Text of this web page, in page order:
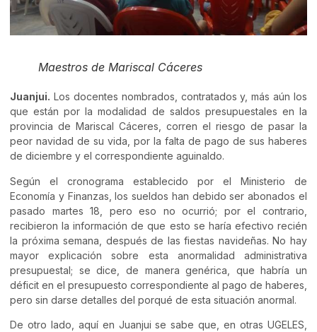
Maestros de Mariscal Cáceres
Juanjui. Los docentes nombrados, contratados y, más aún los
que están por la modalidad de saldos presupuestales en la
provincia de Mariscal Cáceres, corren el riesgo de pasar la
peor navidad de su vida, por la falta de pago de sus haberes
de diciembre y el correspondiente aguinaldo.
Según el cronograma establecido por el Ministerio de
Economía y Finanzas, los sueldos han debido ser abonados el
pasado martes 18, pero eso no ocurrió; por el contrario,
recibieron la información de que esto se haría efectivo recién
la próxima semana, después de las fiestas navideñas. No hay
mayor explicación sobre esta anormalidad administrativa
presupuestal; se dice, de manera genérica, que habría un
déficit en el presupuesto correspondiente al pago de haberes,
pero sin darse detalles del porqué de esta situación anormal.
De otro lado, aquí en Juanjui se sabe que, en otras UGELES,